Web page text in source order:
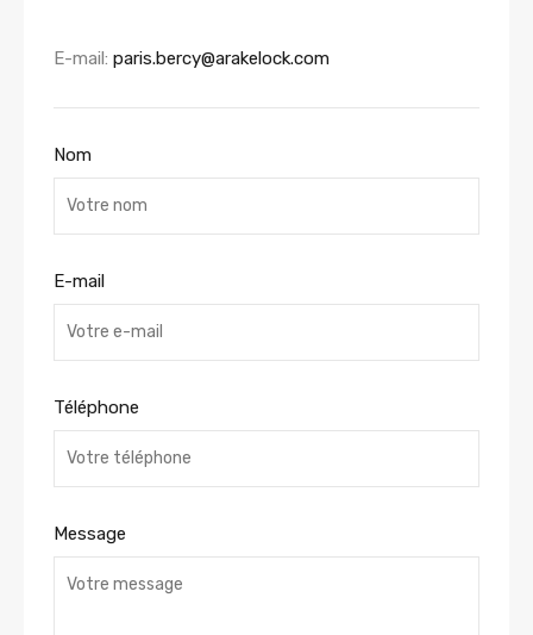
E-mail: paris.bercy@arakelock.com
Nom
E-mail
Téléphone
Message